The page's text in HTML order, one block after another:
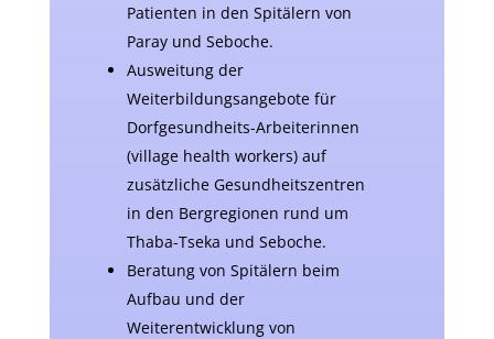
Patienten in den Spitälern von
Paray und Seboche.
Ausweitung der
Weiterbildungsangebote für
Dorfgesundheits-Arbeiterinnen
(village health workers) auf
zusätzliche Gesundheitszentren
in den Bergregionen rund um
Thaba-Tseka und Seboche.
Beratung von Spitälern beim
Aufbau und der
Weiterentwicklung von